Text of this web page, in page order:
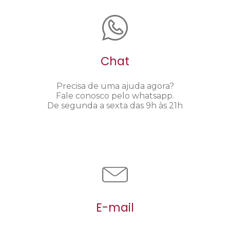
Chat
Precisa de uma ajuda agora?
Fale conosco pelo whatsapp.
De segunda a sexta das 9h às 21h
E-mail